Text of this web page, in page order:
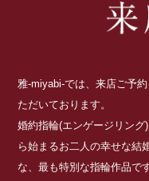
雅-miyabi-では、来店ご予
ただいております。
婚約指輪(エンゲージリン
ら始まるお二人の幸せな結
な、最も特別な指輪作品です